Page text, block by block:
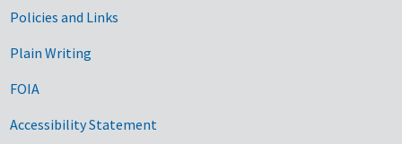
Government Links
Policies and Links
Plain Writing
FOIA
Accessibility Statement